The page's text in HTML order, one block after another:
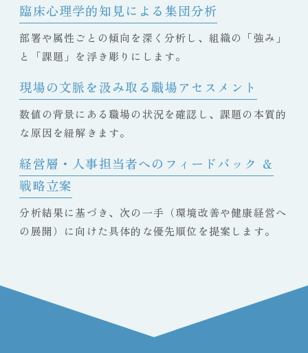
臨床心理学的知見による集団分析
部署や属性ごとの傾向を深く分析し、組織の「強み」
と「課題」を浮き彫りにします。
現場の文脈を汲み取る職場アセスメント
数値の背景にある職場の状況を確認し、課題の本質的
な原因を紐解きます。
経営層・人事担当者へのフィードバック ＆
戦略立案
分析結果に基づき、次の一手（環境改善や健康経営へ
の展開）に向けた具体的な優先順位を提案します。